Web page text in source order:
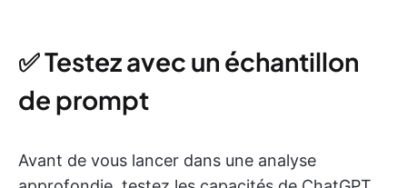
✅ Testez avec un échantillon
de prompt
Avant de vous lancer dans une analyse